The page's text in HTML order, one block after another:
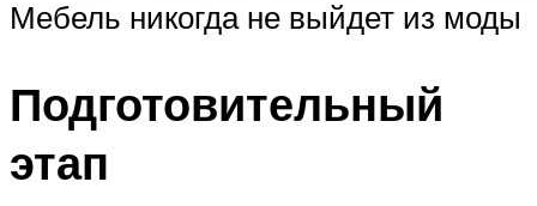
Мебель никогда не выйдет из моды
Подготовительный
этап